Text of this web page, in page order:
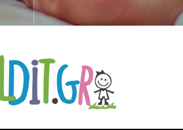
ΠΕΡΙΣΣΌΤΕΡΑ